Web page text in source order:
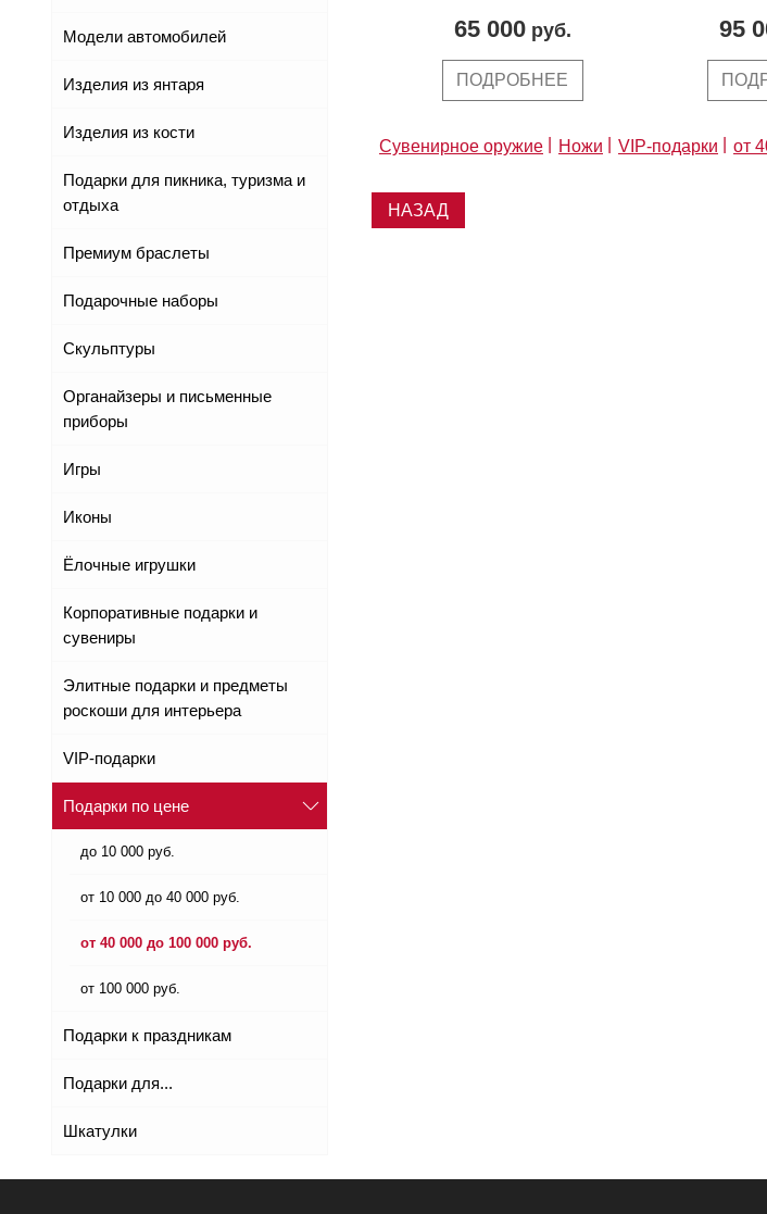
Модели автомобилей
Изделия из янтаря
Изделия из кости
Подарки для пикника, туризма и
отдыха
Премиум браслеты
Подарочные наборы
Скульптуры
Органайзеры и письменные
приборы
Игры
Иконы
Ёлочные игрушки
Корпоративные подарки и
сувениры
Элитные подарки и предметы
роскоши для интерьера
VIP-подарки
Подарки по цене
до 10 000 руб.
от 10 000 до 40 000 руб.
от 40 000 до 100 000 руб.
от 100 000 руб.
Подарки к праздникам
Подарки для...
Шкатулки
65 000руб.
ПОДРОБНЕЕ
95
Сувенирное оружие Ножи VIP-подарки от
НАЗАД